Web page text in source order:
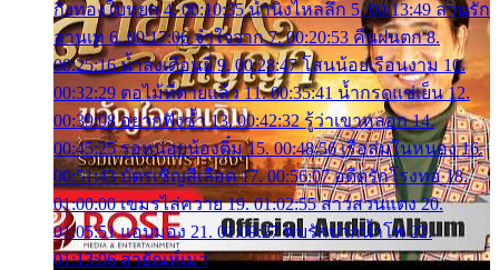
กิ่งทองใบหยก 4. 00:10:35 น้ำนิ่งไหลลึก 5. 00:13:49 ลานรัก
ลานเท 6. 00:17:06 จำใจจาก 7. 00:20:53 คืนฝนตก 8.
00:25:16 น้ำลงเดือนยี่ 9. 00:28:47 โสนน้อยเรือนงาม 10.
00:32:29 ตอไม้ที่ตายแล้ว 11. 00:35:41 น้ำกรดแช่เย็น 12.
00:39:08 อยากฟังซ้ำ 13. 00:42:32 รู้ว่าเขาหลอก 14.
00:45:25 รอหน่อยน้องติ๋ม 15. 00:48:56 เรือล่มในหนอง 16.
00:51:43 บัตรเชิญสีเลือด 17. 00:56:07 อดีตรักโรงทอ 18.
01:00:00 เขมรไล่ควาย 19. 01:02:55 สาวสวนแตง 20.
01:05:51 แอบมอง 21. 01:09:27 พบรักปากน้ำโพ 22.
01:13:06 สายัณห์เมา